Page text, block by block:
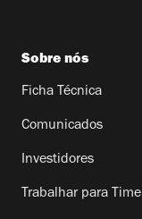
Sobre nós
Ficha Técnica
Comunicados
Investidores
Trabalhar para